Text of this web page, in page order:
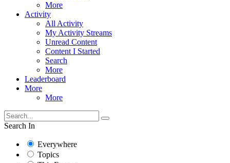
More
Activity
All Activity
My Activity Streams
Unread Content
Content I Started
Search
More
Leaderboard
More
More
Search In
Everywhere
Topics